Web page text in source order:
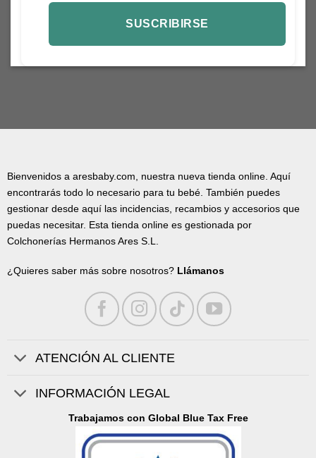
Bienvenidos a aresbaby.com, nuestra nueva tienda online. Aquí
encontrarás todo lo necesario para tu bebé. También puedes
gestionar desde aquí las incidencias, recambios y accesorios que
puedas necesitar. Esta tienda online es gestionada por
Colchonerías Hermanos Ares S.L.
¿Quieres saber más sobre nosotros? Llámanos
ATENCIÓN AL CLIENTE
INFORMACIÓN LEGAL
Trabajamos con Global Blue Tax Free